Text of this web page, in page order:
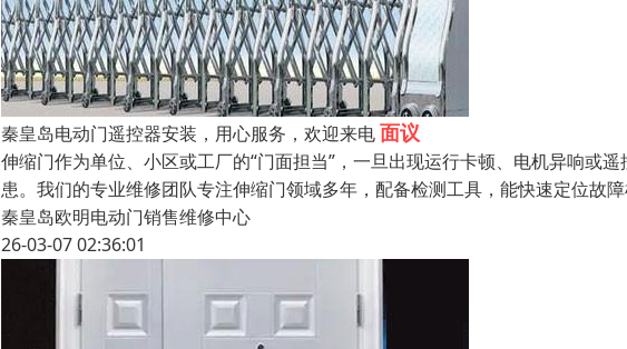
秦皇岛电动门遥控器安装，用心服务，欢迎来电面议
伸缩门作为单位、小区或工厂的“门面担当”，一旦出现运行卡顿、电机异响或
患。我们的专业维修团队专注伸缩门领域多年，配备检测工具，能快速定位故
秦皇岛欧明电动门销售维修中心
26-03-07 02:36:01